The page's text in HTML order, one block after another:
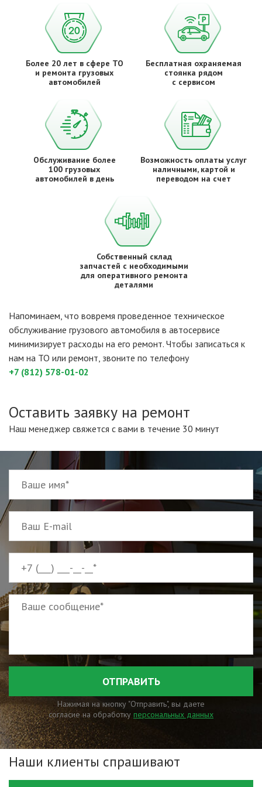
Более 20 лет в сфере ТО
и ремонта грузовых
автомобилей
Бесплатная охраняемая
стоянка рядом
с сервисом
Обслуживание более
100 грузовых
автомобилей в день
Возможность оплаты услуг
наличными, картой и
переводом на счет
Собственный склад
запчастей с необходимыми
для оперативного ремонта
деталями
Напоминаем, что вовремя проведенное техническое
обслуживание грузового автомобиля в автосервисе
минимизирует расходы на его ремонт. Чтобы записаться к
нам на ТО или ремонт, звоните по телефону
+7 (812) 578-01-02
Оставить заявку на ремонт
Наш менеджер свяжется с вами в течение 30 минут
ОТПРАВИТЬ
Нажимая на кнопку "Отправить", вы даете
согласие на обработку персональных данных
Наши клиенты спрашивают